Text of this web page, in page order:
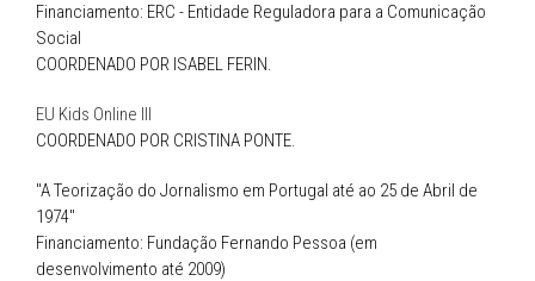
Financiamento: ERC - Entidade Reguladora para a Comunicação
Social
COORDENADO POR ISABEL FERIN.
EU Kids Online III
COORDENADO POR CRISTINA PONTE.
"A Teorização do Jornalismo em Portugal até ao 25 de Abril de
1974"
Financiamento: Fundação Fernando Pessoa (em
desenvolvimento até 2009)